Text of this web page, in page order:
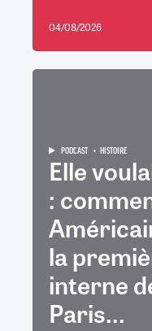
04/08/2026
PODCAST HISTOIRE
Elle
:
la
interne
Paris...